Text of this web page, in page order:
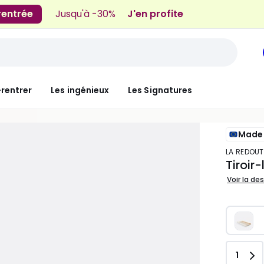
Jusqu'à -30% J'en profite
Les ingénieux Les Signatures
Made
LA
Voir la
1